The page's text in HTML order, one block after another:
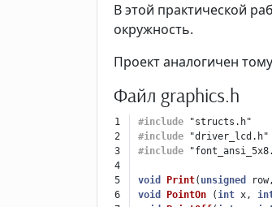
В этой практической
окружность.
Проект аналогичен
Файл graphics.h
1
2
3
4
5
6
#include
"structs.h"
#include
"driver_lcd.h"
#include
void Print( unsigned row,
void
PointOn (int x,